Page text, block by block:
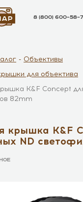
8 (800)
Объективы
для объектива
K&F Concept
82mm
крышка K&F
ND